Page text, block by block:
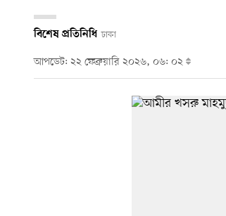
বিশেষ প্রতিনিধি ঢাকা
আপডেট: ২২ ফেব্রুয়ারি ২০২৬, ০৬: ০২